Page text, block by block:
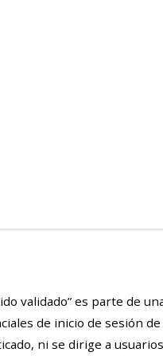
validado” es parte de
de inicio de sesión
ni se dirige a